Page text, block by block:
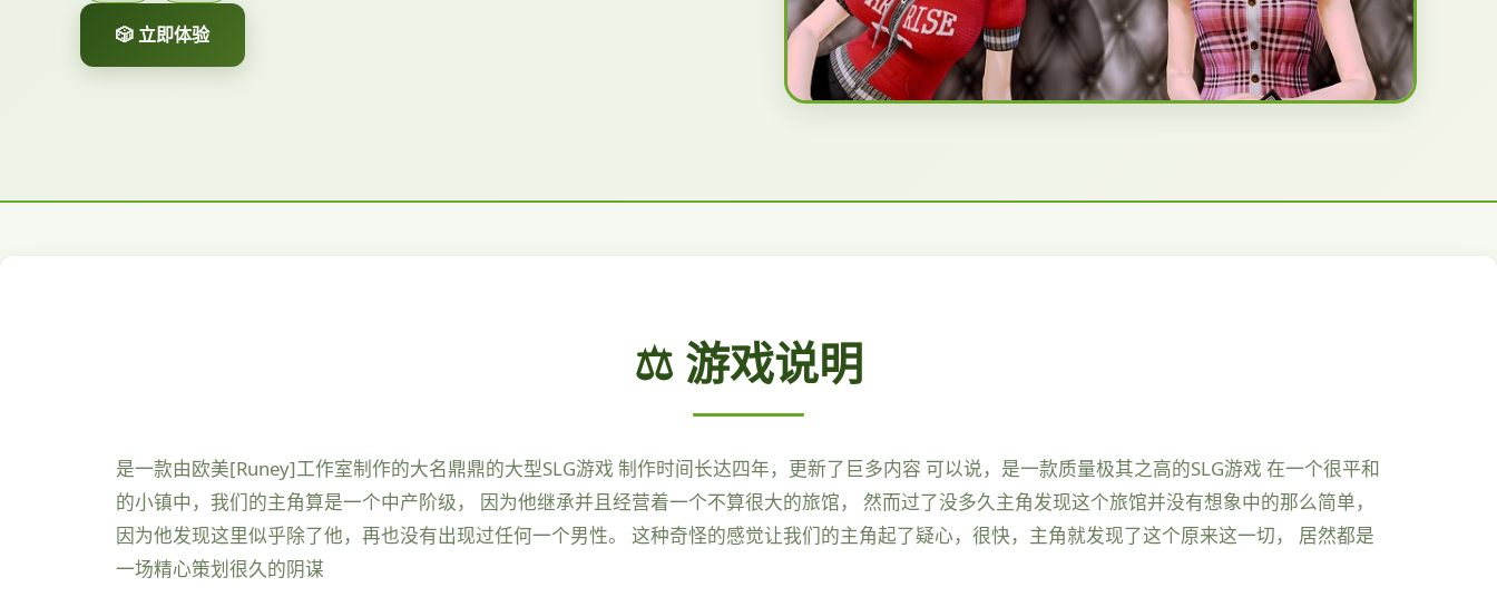
🎲 立即体验
⚖️ 游戏说明
是一款由欧美[Runey]工作室制作的大名鼎鼎的大型SLG游戏 制作时间长达四年，更新了巨多内容 可以说，是一款质量极其之高的SLG游戏 在一个很平和
的小镇中，我们的主角算是一个中产阶级， 因为他继承并且经营着一个不算很大的旅馆， 然而过了没多久主角发现这个旅馆并没有想象中的那么简单，
因为他发现这里似乎除了他，再也没有出现过任何一个男性。 这种奇怪的感觉让我们的主角起了疑心，很快，主角就发现了这个原来这一切， 居然都是
一场精心策划很久的阴谋